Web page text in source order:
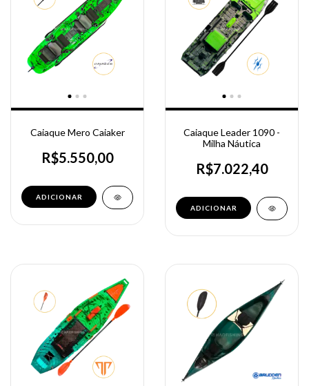
Caiaque Mero Caiaker
R$5.550,00
Caiaque Leader 1090 -
Milha Náutica
R$7.022,40